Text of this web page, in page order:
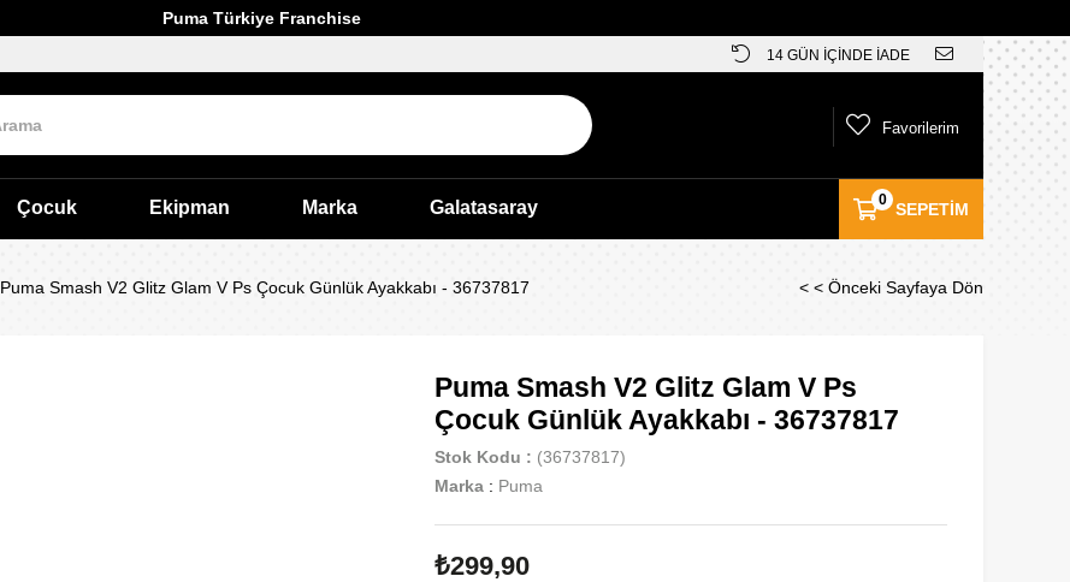
Puma Türkiye Franchise
14 GÜN İÇİNDE İADE
SEPETIM
0
Favorilerim
Çocuk Ekipman Marka Galatasaray
Puma Smash V2 Glitz Glam V Ps Çocuk Günlük Ayakkabı - 36737817 < < Önceki Sayfaya Dön
Puma Smash V2 Glitz Glam V Ps
Çocuk Günlük Ayakkabı - 36737817
Stok Kodu
(36737817)
Marka : Puma
₺299,90